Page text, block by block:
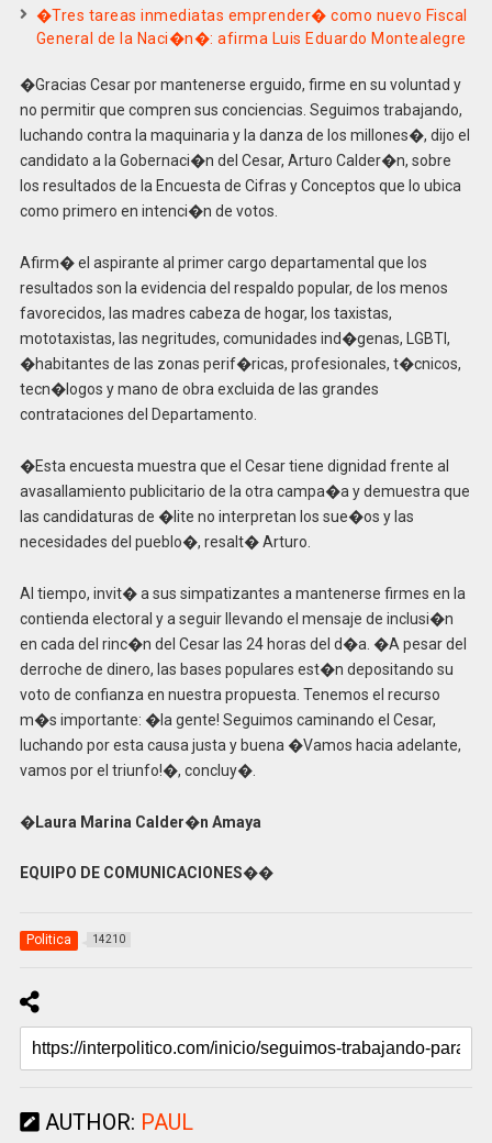
�Tres tareas inmediatas emprender� como nuevo Fiscal
General de la Naci�n�: afirma Luis Eduardo Montealegre
�Gracias Cesar por mantenerse erguido, firme en su voluntad y
no permitir que compren sus conciencias. Seguimos trabajando,
luchando contra la maquinaria y la danza de los millones�, dijo el
candidato a la Gobernaci�n del Cesar, Arturo Calder�n, sobre
los resultados de la Encuesta de Cifras y Conceptos que lo ubica
como primero en intenci�n de votos.
Afirm� el aspirante al primer cargo departamental que los
resultados son la evidencia del respaldo popular, de los menos
favorecidos, las madres cabeza de hogar, los taxistas,
mototaxistas, las negritudes, comunidades ind�genas, LGBTI,
�habitantes de las zonas perif�ricas, profesionales, t�cnicos,
tecn�logos y mano de obra excluida de las grandes
contrataciones del Departamento.
�Esta encuesta muestra que el Cesar tiene dignidad frente al
avasallamiento publicitario de la otra campa�a y demuestra que
las candidaturas de �lite no interpretan los sue�os y las
necesidades del pueblo�, resalt� Arturo.
Al tiempo, invit� a sus simpatizantes a mantenerse firmes en la
contienda electoral y a seguir llevando el mensaje de inclusi�n
en cada del rinc�n del Cesar las 24 horas del d�a. �A pesar del
derroche de dinero, las bases populares est�n depositando su
voto de confianza en nuestra propuesta. Tenemos el recurso
m�s importante: �la gente! Seguimos caminando el Cesar,
luchando por esta causa justa y buena �Vamos hacia adelante,
vamos por el triunfo!�, concluy�.
�Laura Marina Calder�n Amaya
EQUIPO DE COMUNICACIONES��
Politica 14210
AUTHOR: PAUL